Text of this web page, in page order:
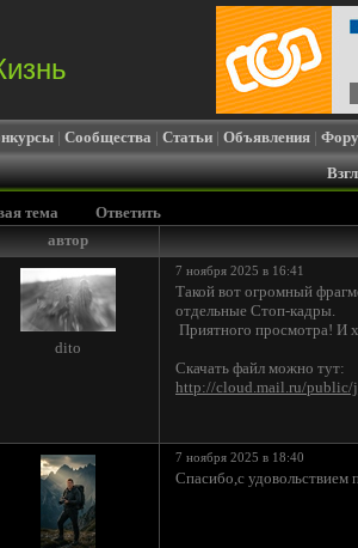
| Сообщества | Статьи | Объявления |
тема Ответить
автор
dito
7 ноября 2025 в 16:41
Такой вот огромный
отдельные Стоп-кадры.
Приятного просмотра! И
Скачать файл можно тут:
http://cloud.mail.ru/public/
7 ноября 2025 в 18:40
Спасибо,с удовольствием